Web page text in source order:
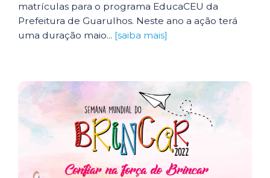
matrículas para o programa EducaCEU da
Prefeitura de Guarulhos. Neste ano a ação terá
uma duração maio... [saiba mais]